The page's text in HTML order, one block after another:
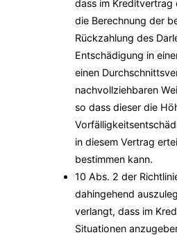
dass im
die Berechnung der
Rückzahlung des
Entschädigung in
einen
nachvollziehbaren
so dass dieser die
in diesem Vertrag
bestimmen kann.
10 Abs. 2 der
dahingehend
verlangt, dass im
Situationen